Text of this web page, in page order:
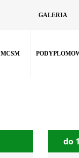
GALERIA
MCSM
do